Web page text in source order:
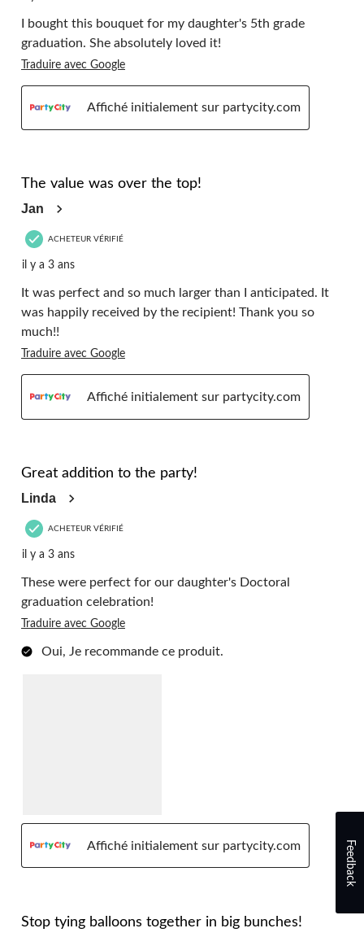
I bought this bouquet for my daughter's 5th grade
graduation. She absolutely loved it!
Traduire avec Google
Affiché initialement sur partycity.com
The value was over the top!
Jan
ACHETEUR VÉRIFIÉ
il y a 3 ans
It was perfect and so much larger than I anticipated. It
was happily received by the recipient! Thank you so
much!!
Traduire avec Google
Affiché initialement sur partycity.com
Great addition to the party!
Linda
ACHETEUR VÉRIFIÉ
il y a 3 ans
These were perfect for our daughter's Doctoral
graduation celebration!
Traduire avec Google
Oui, Je recommande ce produit.
Affiché initialement sur partycity.com
Stop tying balloons together in big bunches!
Feedback